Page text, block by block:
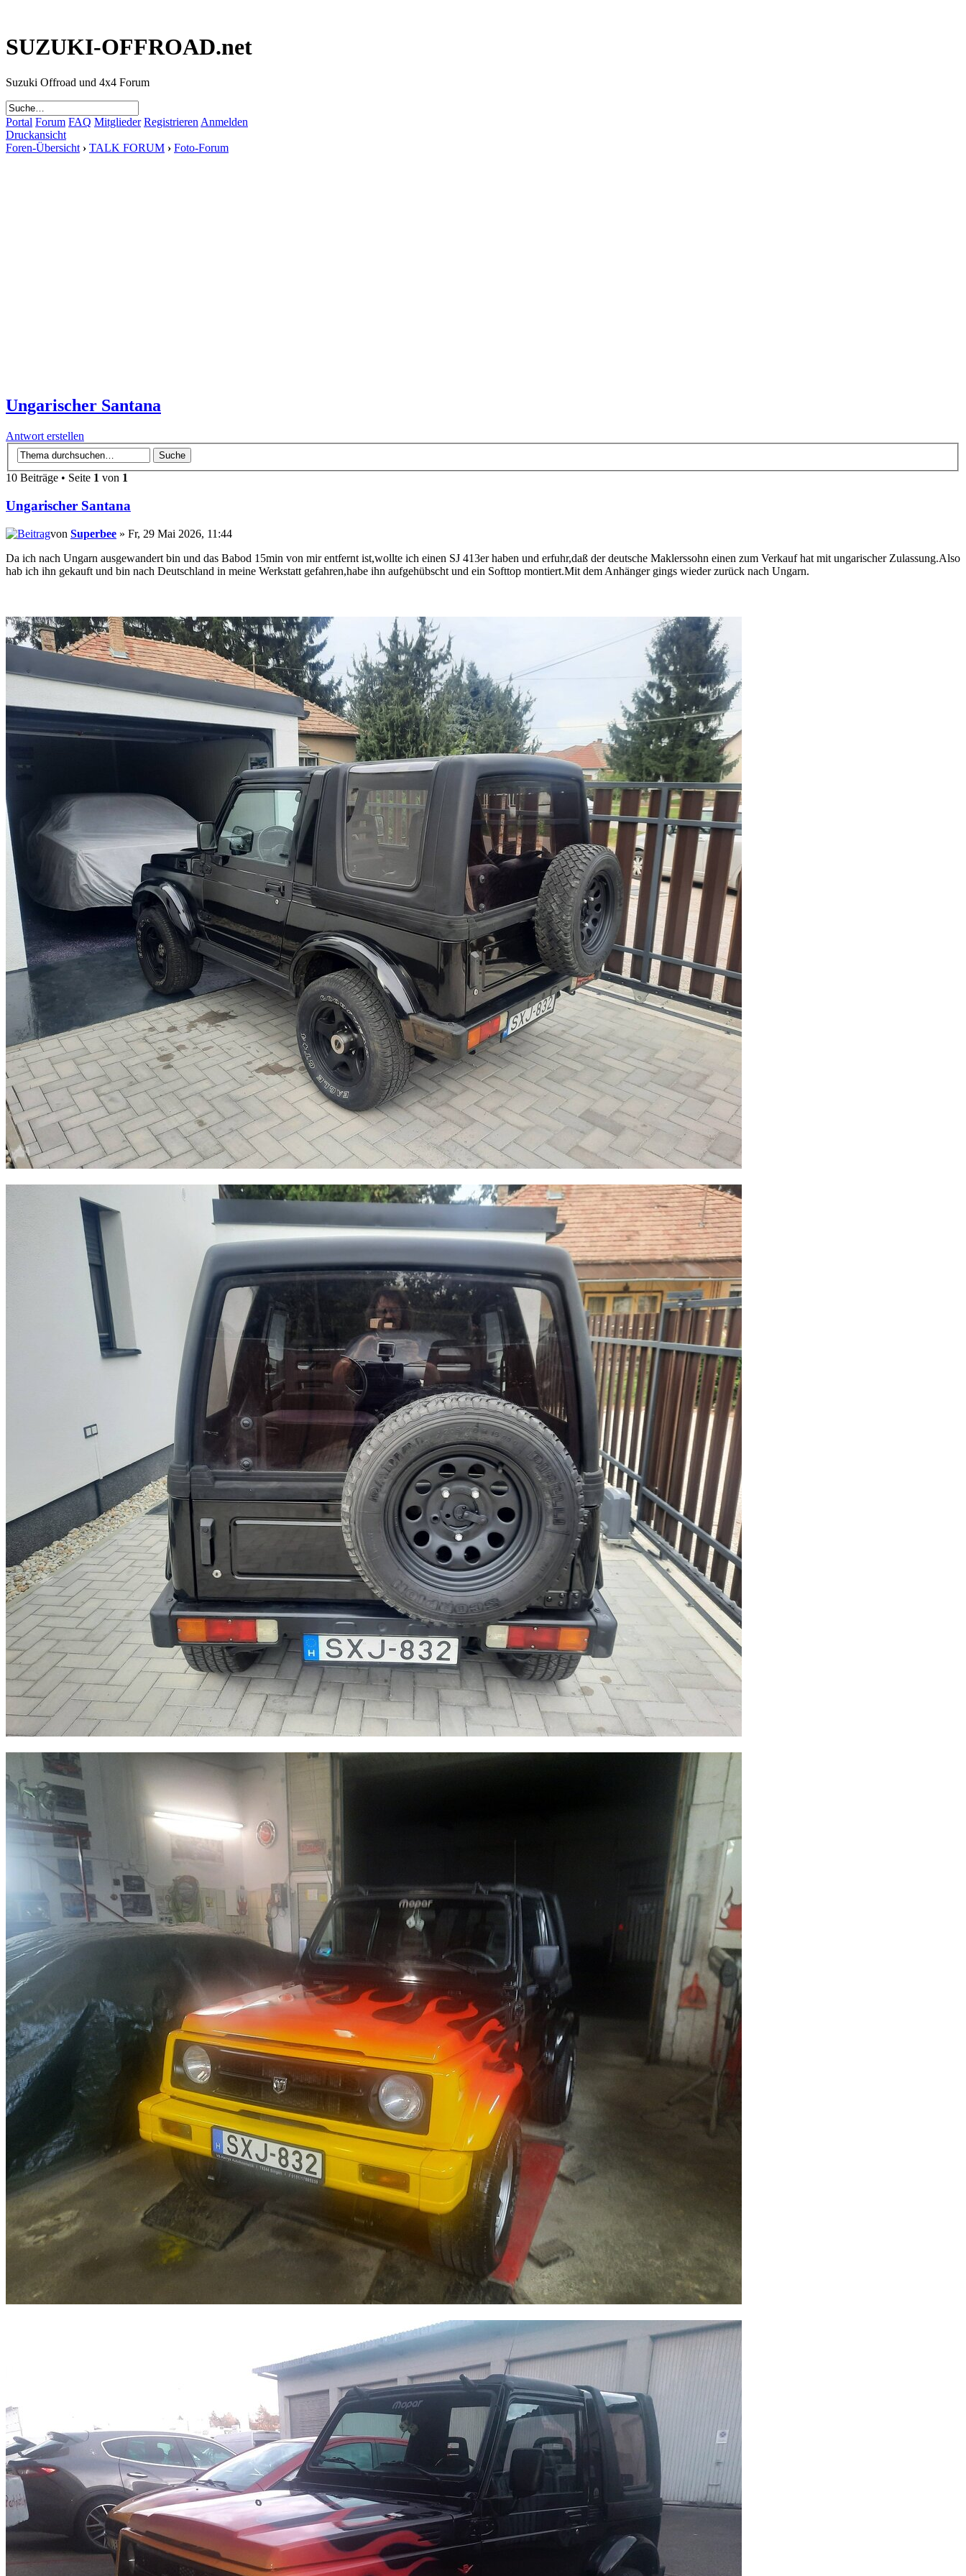
SUZUKI-OFFROAD.net
Suzuki Offroad und 4x4 Forum
Portal Forum FAQ Mitglieder Registrieren Anmelden
Druckansicht
Foren-Übersicht › TALK FORUM › Foto-Forum
Ungarischer Santana
Antwort erstellen
10 Beiträge • Seite 1 von 1
Ungarischer Santana
von Superbee » Fr, 29 Mai 2026, 11:44
Da ich nach Ungarn ausgewandert bin und das Babod 15min von mir entfernt ist,wollte ich einen SJ 413er haben und erfuhr,daß der deutsche Maklerssohn einen zum Verkauf hat mit ungarischer Zulassung.Also
hab ich ihn gekauft und bin nach Deutschland in meine Werkstatt gefahren,habe ihn aufgehübscht und ein Softtop montiert.Mit dem Anhänger gings wieder zurück nach Ungarn.